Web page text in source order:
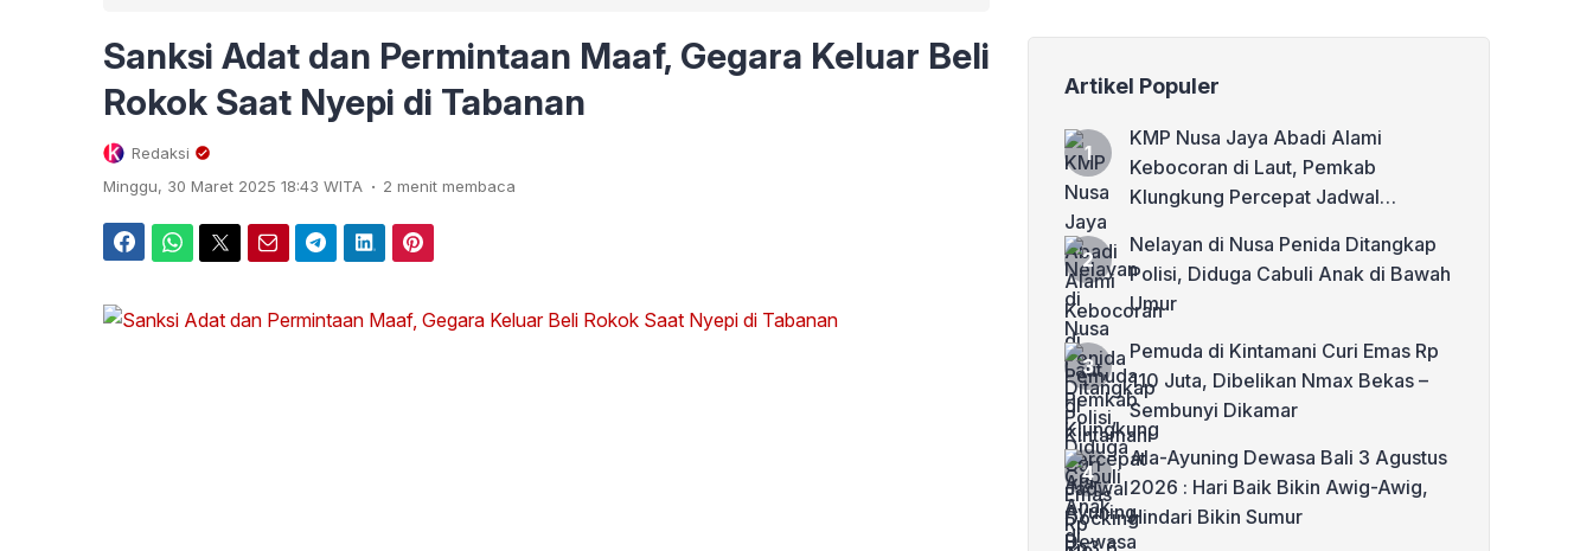
Sanksi Adat dan Permintaan Maaf, Gegara Keluar Beli
Rokok Saat Nyepi di Tabanan
Redaksi
Minggu, 30 Maret 2025 18:43 WITA . 2 menit membaca
Artikel Populer
KMP Nusa Jaya Abadi Alami
Kebocoran di Laut, Pemkab
Klungkung Percepat Jadwal
Nelayan di Nusa Penida Ditangkap
Polisi, Diduga Cabuli Anak di Bawah
Umur
Pemuda di Kintamani Curi Emas Rp
110 Juta, Dibelikan Nmax Bekas –
Sembunyi Dikamar
Ala-Ayuning Dewasa Bali 3 Agustus
2026 : Hari Baik Bikin Awig-Awig,
Hindari Bikin Sumur